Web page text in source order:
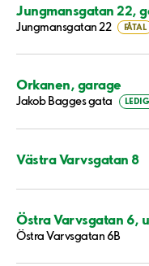
Jungmansgatan 22,
Jungmansgatan 22 FÅTAL
Orkanen, garage
Jakob Bagges gata
Västra Varvsgatan 8
Östra Varvsgatan 6,
Östra Varvsgatan 6B